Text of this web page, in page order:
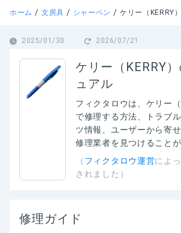
ホーム / 文房具 / シャーペン / ケリー（KERRY）
2025/01/30 2026/07/21
ケリー（KERRY
ュアル
フィクタロウは、 ケリー（
で修理する方法、トラブ
ツ情報、ユーザーから寄
修理業者を見つけることが
（ フィクタロウ運営によ
されました）
修理ガイド